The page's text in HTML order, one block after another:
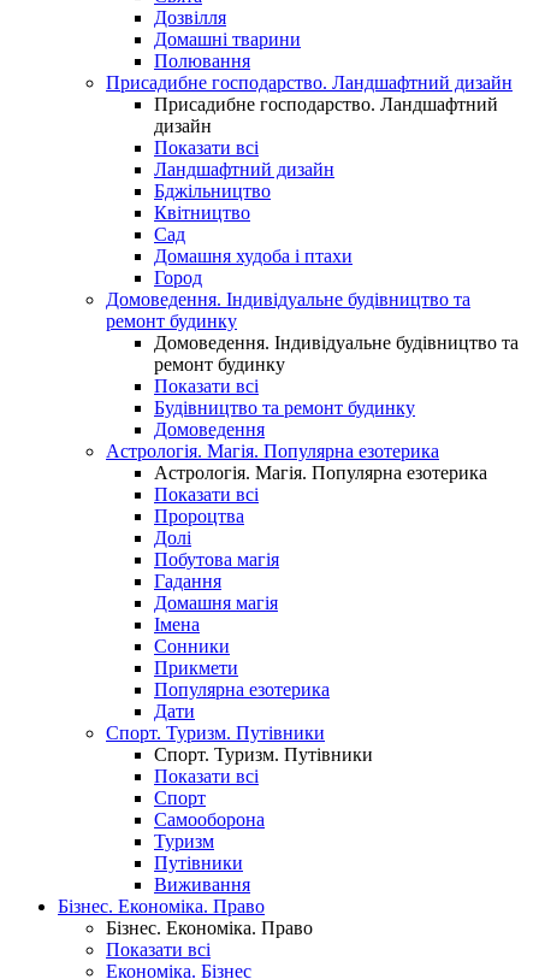
Дозвілля
Домашні тварини
Полювання
Присадибне господарство. Ландшафтний дизайн
Присадибне господарство. Ландшафтний
дизайн
Показати всі
Ландшафтний дизайн
Бджільництво
Квітництво
Сад
Домашня худоба і птахи
Город
Домоведення. Індивідуальне будівництво та
ремонт будинку
Домоведення. Індивідуальне будівництво та
ремонт будинку
Показати всі
Будівництво та ремонт будинку
Домоведення
Астрологія. Магія. Популярна езотерика
Астрологія. Магія. Популярна езотерика
Показати всі
Пророцтва
Долі
Побутова магія
Гадання
Домашня магія
Імена
Сонники
Прикмети
Популярна езотерика
Дати
Спорт. Туризм. Путівники
Спорт. Туризм. Путівники
Показати всі
Спорт
Самооборона
Туризм
Путівники
Виживання
Бізнес. Економіка. Право
Бізнес. Економіка. Право
Показати всі
Економіка. Бізнес